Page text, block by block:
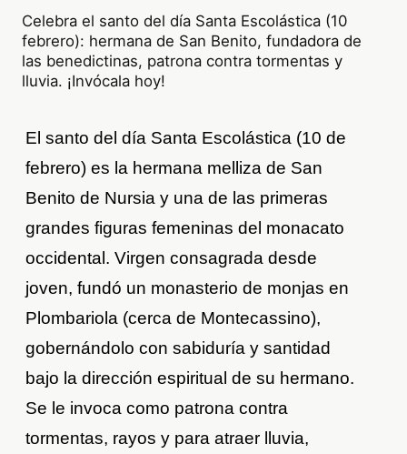
Celebra el santo del día Santa Escolástica (10
febrero): hermana de San Benito, fundadora de
las benedictinas, patrona contra tormentas y
lluvia. ¡Invócala hoy!
El santo del día Santa Escolástica (10 de
febrero) es la hermana melliza de San
Benito de Nursia y una de las primeras
grandes figuras femeninas del monacato
occidental. Virgen consagrada desde
joven, fundó un monasterio de monjas en
Plombariola (cerca de Montecassino),
gobernándolo con sabiduría y santidad
bajo la dirección espiritual de su hermano.
Se le invoca como patrona contra
tormentas, rayos y para atraer lluvia,